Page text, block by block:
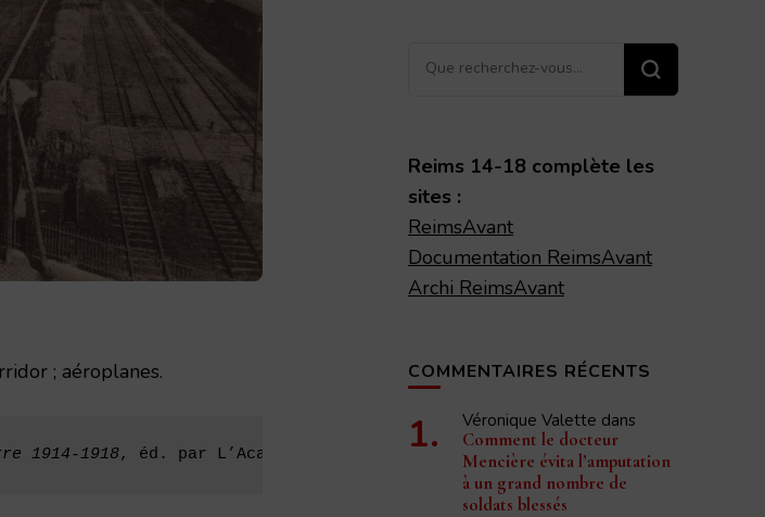
; aéroplanes.
1914-1918, éd. par L’Académie Nationale de Reims – 1998 – TAR volume 173
Vous
Reims 14-18 complète les
sites :
ReimsAvant
Documentation ReimsAvant
Archi ReimsAvant
COMMENTAIRES RÉCENTS
Véronique Valette dans
Comment le docteur
Mencière évita l’amputation
à un grand nombre de
soldats blessés